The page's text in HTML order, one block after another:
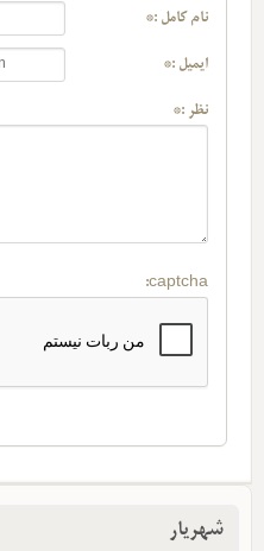
نام کامل :*
ایمیل :*
نظر :*
captcha:
شهریار